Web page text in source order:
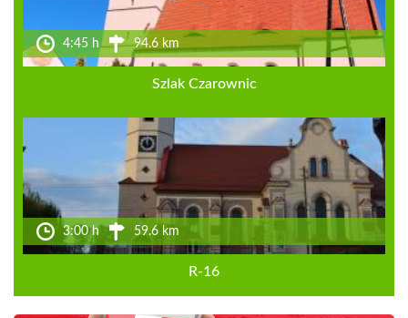
4:45 h 94.6 km
Szlak Czarownic
3:00 h 59.6 km
R-16